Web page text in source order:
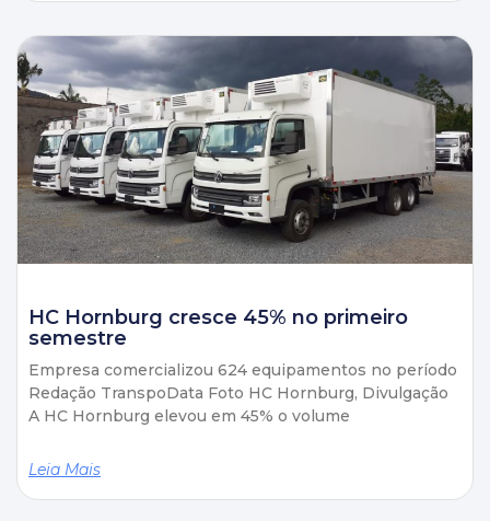
HC Hornburg cresce 45% no primeiro
semestre
Empresa comercializou 624 equipamentos no período
Redação TranspoData Foto HC Hornburg, Divulgação
A HC Hornburg elevou em 45% o volume
Leia Mais